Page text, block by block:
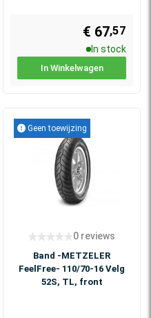
€ 67,57
In stock
In Winkelwagen
Geen toewijzing
0 reviews
Band -METZELER
FeelFree- 110/70-16 Velg
52S, TL, front